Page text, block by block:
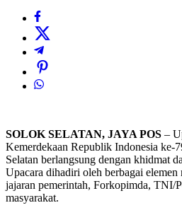
SOLOK SELATAN, JAYA POS –
Kemerdekaan Republik Indonesia ke-
Selatan berlangsung dengan khidmat
Upacara dihadiri oleh berbagai elemen
jajaran pemerintah, Forkopimda, TNI/
masyarakat.